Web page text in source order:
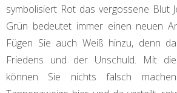
symbolisiert Rot das vergossene Blut
Grün bedeutet immer einen neuen
Fügen Sie auch Weiß hinzu, denn
Friedens und der Unschuld. Mit
können Sie nichts falsch